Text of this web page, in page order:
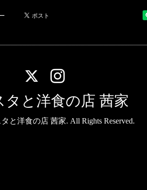
タと洋食の店 茜家
と洋食の店 茜家. All Rights Reserved.